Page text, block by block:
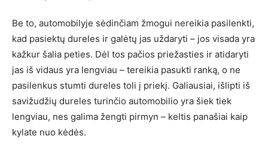
Be to, automobilyje sėdinčiam žmogui nereikia pasilenkti,
kad pasiektų dureles ir galėtų jas uždaryti – jos visada yra
kažkur šalia peties. Dėl tos pačios priežasties ir atidaryti
jas iš vidaus yra lengviau – tereikia pasukti ranką, o ne
pasilenkus stumti dureles toli į priekį. Galiausiai, išlipti iš
savižudžių dureles turinčio automobilio yra šiek tiek
lengviau, nes galima žengti pirmyn – keltis panašiai kaip
kylate nuo kėdės.